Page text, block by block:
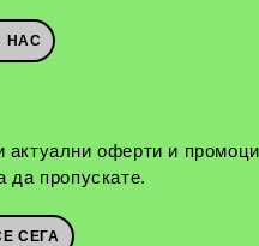
НАС
актуални оферти и
да пропускате.
СЕГА